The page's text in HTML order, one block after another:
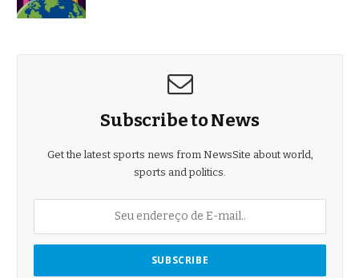
Subscribe to News
Get the latest sports news from NewsSite about world,
sports and politics.